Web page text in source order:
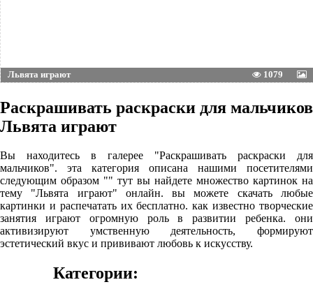
Львята играют 1079
Раскрашивать раскраски для мальчиков
Львята играют
Вы находитесь в галерее "Раскрашивать раскраски для
мальчиков". эта категория описана нашими посетителями
следующим образом "" тут вы найдете множество картинок на
тему "Львята играют" онлайн. вы можете скачать любые
картинки и распечатать их бесплатно. как известно творческие
занятия играют огромную роль в развитии ребенка. они
активизируют умственную деятельность, формируют
эстетический вкус и прививают любовь к искусству.
Категории: